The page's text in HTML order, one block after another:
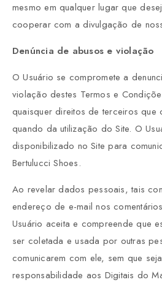
mesmo em qualquer lugar que
cooperar com a divulgação de
Denúncia de abusos e violação
O Usuário se compromete a
violação destes Termos e
quaisquer direitos de terceiros que
quando da utilização do Site. O
disponibilizado no Site para
Bertulucci Shoes.
Ao revelar dados pessoais, tais
endereço de e-mail nos
Usuário aceita e compreende que
ser coletada e usada por outras
comunicarem com ele, sem que
responsabilidade aos Digitais do